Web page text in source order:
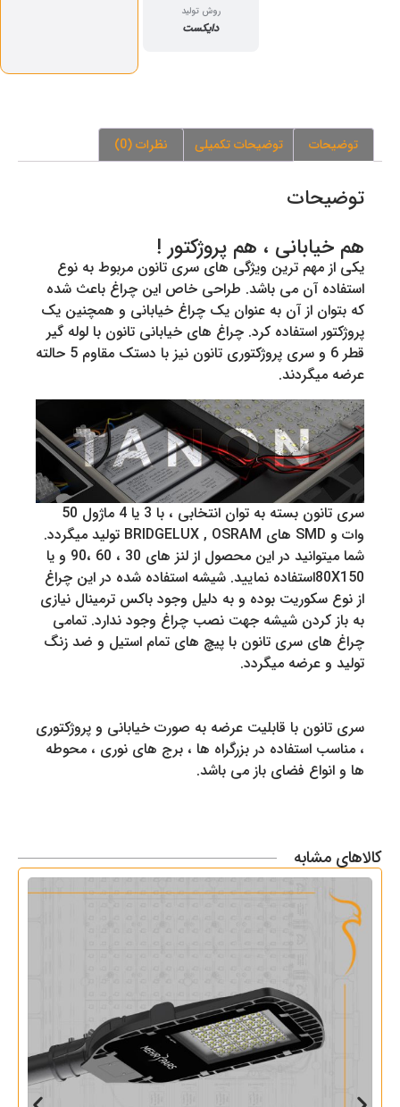
روش تولید
دایکست
توضیحات توضیحات تکمیلی نظرات (0)
توضیحات
هم خیابانی ، هم پروژکتور !
یکی از مهم ترین ویژگی های سری تانون مربوط به نوع
استفاده آن می باشد. طراحی خاص این چراغ باعث شده
که بتوان از آن به عنوان یک چراغ خیابانی و همچنین یک
پروژکتور استفاده کرد. چراغ های خیابانی تانون با لوله گیر
قطر 6 و سری پروژکتوری تانون نیز با دستک مقاوم 5 حالته
عرضه میگردند.
سری تانون بسته به توان انتخابی ، با 3 یا 4 ماژول 50
وات و SMD های BRIDGELUX , OSRAM تولید میگردد.
شما میتوانید در این محصول از لنز های 30 ، 60 ،90 و یا
80X150استفاده نمایید. شیشه استفاده شده در این چراغ
از نوع سکوریت بوده و به دلیل وجود باکس ترمینال نیازی
به باز کردن شیشه جهت نصب چراغ وجود ندارد. تمامی
چراغ های سری تانون با پیچ های تمام استیل و ضد زنگ
تولید و عرضه میگردد.
سری تانون با قابلیت عرضه به صورت خیابانی و پروژکتوری
، مناسب استفاده در بزرگراه ها ، برج های نوری ، محوطه
ها و انواع فضای باز می باشد.
کالاهای مشابه